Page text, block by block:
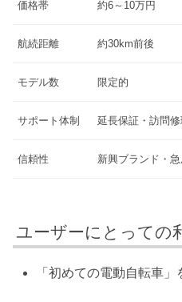
価格帯 約6～10万円
航続距離 約30km前後
モデル数 限定的
サポート体制 延長保証・訪問修
信頼性 新興ブランド・
ユーザーにとっての
「初めての電動自転車